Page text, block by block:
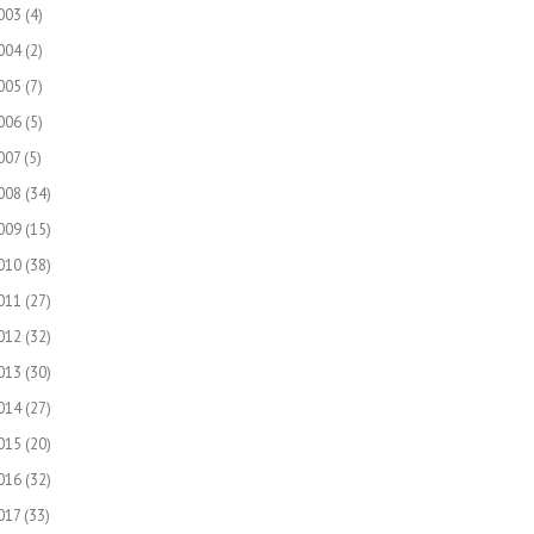
(4)
(2)
(7)
(5)
(5)
(34)
(15)
(38)
(27)
(32)
(30)
(27)
(20)
(32)
(33)